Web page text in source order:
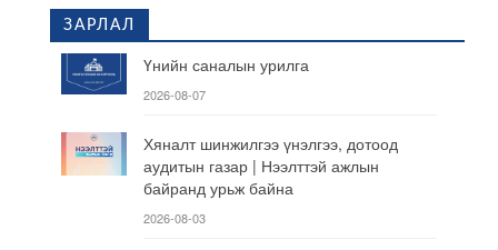
ЗАРЛАЛ
Үнийн саналын урилга
2026-08-07
Хяналт шинжилгээ үнэлгээ, дотоод
аудитын газар | Нээлттэй ажлын
байранд урьж байна
2026-08-03